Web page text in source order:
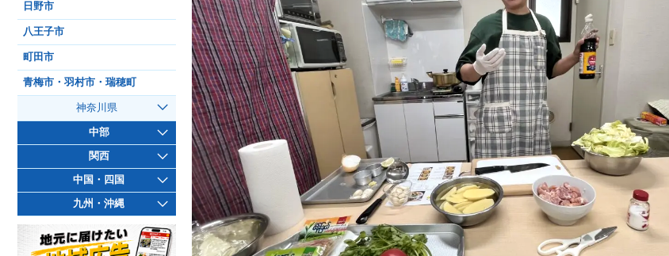
日野市
八王子市
町田市
青梅市・羽村市・瑞穂町
神奈川県
中部
関西
中国・四国
九州・沖縄